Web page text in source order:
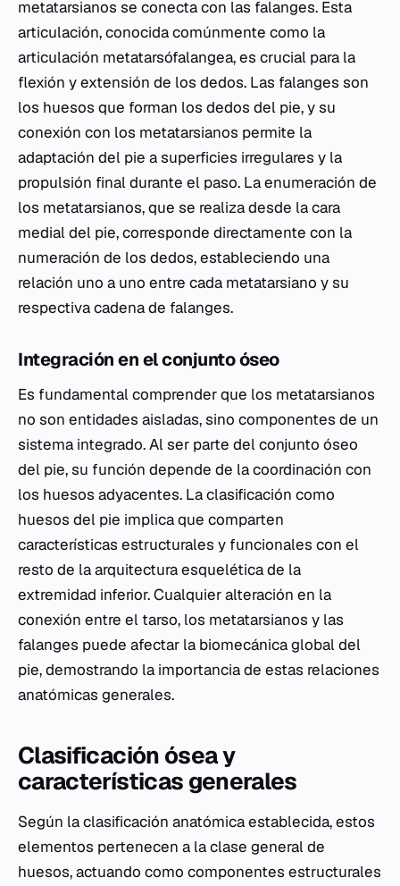
metatarsianos se conecta con las falanges. Esta
articulación, conocida comúnmente como la
articulación metatarsófalangea, es crucial para la
flexión y extensión de los dedos. Las falanges son
los huesos que forman los dedos del pie, y su
conexión con los metatarsianos permite la
adaptación del pie a superficies irregulares y la
propulsión final durante el paso. La enumeración de
los metatarsianos, que se realiza desde la cara
medial del pie, corresponde directamente con la
numeración de los dedos, estableciendo una
relación uno a uno entre cada metatarsiano y su
respectiva cadena de falanges.
Integración en el conjunto óseo
Es fundamental comprender que los metatarsianos
no son entidades aisladas, sino componentes de un
sistema integrado. Al ser parte del conjunto óseo
del pie, su función depende de la coordinación con
los huesos adyacentes. La clasificación como
huesos del pie implica que comparten
características estructurales y funcionales con el
resto de la arquitectura esquelética de la
extremidad inferior. Cualquier alteración en la
conexión entre el tarso, los metatarsianos y las
falanges puede afectar la biomecánica global del
pie, demostrando la importancia de estas relaciones
anatómicas generales.
Clasificación ósea y
características generales
Según la clasificación anatómica establecida, estos
elementos pertenecen a la clase general de
huesos, actuando como componentes estructurales